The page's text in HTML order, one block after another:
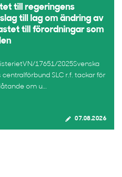
till regeringens
till lag om ändring av
till förordningar som
17651/2025Svenska
SLC r.f. tackar för
om u...
07.08.2026